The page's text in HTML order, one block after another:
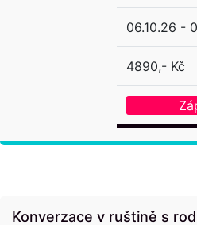
06.10.26 -
4890,- Kč
Konverzace v ruštině s